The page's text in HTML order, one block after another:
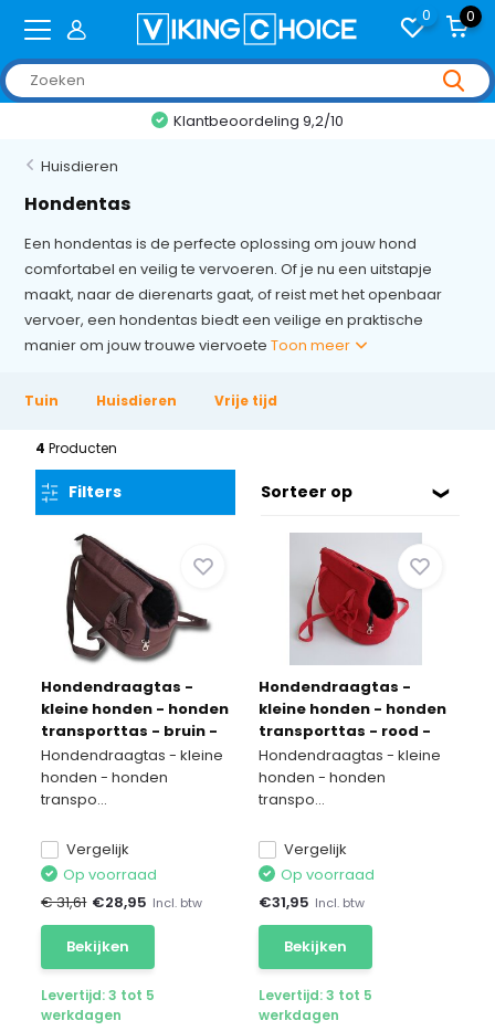
0 0
Klantbeoordeling 9,2/10
Huisdieren
Hondentas
Een hondentas is de perfecte oplossing om jouw hond
comfortabel en veilig te vervoeren. Of je nu een uitstapje
maakt, naar de dierenarts gaat, of reist met het openbaar
vervoer, een hondentas biedt een veilige en praktische
manier om jouw trouwe viervoeteToon meer
Tuin Huisdieren Vrije tijd
4Producten
Filters Sorteer op
Hondendraagtas -
kleine honden - honden
transporttas - bruin -
36x19x23 cm - stijlvol -
schoudertas
Hondendraagtas - kleine
honden - honden
transpo...
Vergelijk
Op voorraad
€ 31,61 €28,95 Incl. btw
Bekijken
Levertijd: 3 tot 5
werkdagen
Hondendraagtas -
kleine honden - honden
transporttas - rood -
36x19x23 cm - stijlvol -
schoudertas
Hondendraagtas - kleine
honden - honden
transpo...
Vergelijk
Op voorraad
€31,95 Incl. btw
Bekijken
Levertijd: 3 tot 5
werkdagen